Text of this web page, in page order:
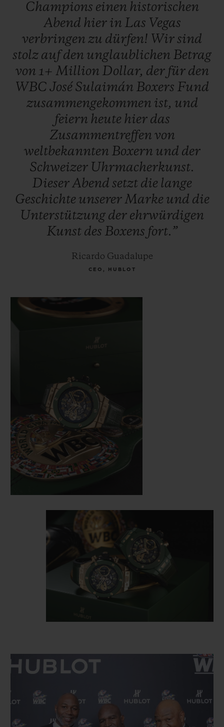
Boxlegenden teilnahmen: Mike Tyson,
Sugar Ray Leonard, Evander Holyfield,
Lennox Lewis, Julio César Chávez, Roberto
Duran, Zou Shiming, Thomas Hearns,
George Foreman, Oscar De la Hoya, Vitali
Klitschko, Jeff Fenech und Hozumi
Hasegawa. Auch weitere Berühmtheiten
waren anwesend, um die Initiative zu
unterstützen, unter ihnen Musiker Carlos
Santana und der mexikanische Fernsehstar
Jacky Bracamontes.
Champions einen historischen
Abend hier in Las Vegas
verbringen zu dürfen! Wirsind
stolz aufden unglaublichen Betrag
von 1+ Million Dollar, der für den
WBC José Sulaimán Boxers Fund
zusammengekommen ist, und
feiern heute hier das
Zusammentreffen von
weltbekannten Boxern und der
Schweizer Uhrmacherkunst.
DieserAbend setzt die lange
Geschichte unsererMarke und die
Unterstützung der ehrwürdigen
Kunst des Boxens fort.”
Ricardo Guadalupe
CEO, HUBLOT